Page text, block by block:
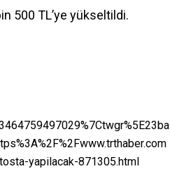
500 TL’ye yükseltildi.
yapilacak-871305.html